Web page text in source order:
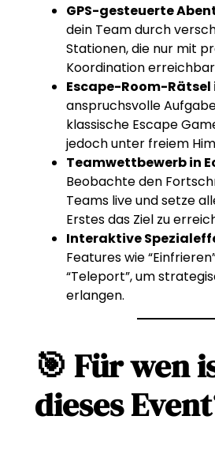
GPS-gesteuerte
dein Team durch
Stationen, die nur mit
Koordination erreichbar
Escape-Room-Rätsel
anspruchsvolle
klassische Escape
jedoch unter freiem
Teamwettbewerb in
Beobachte den
Teams live und setze
Erstes das Ziel zu
Interaktive
Features wie
“Teleport”, um
erlangen.
🎯 Für wen
dieses